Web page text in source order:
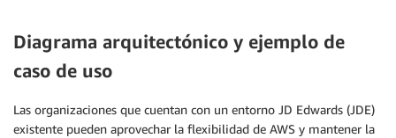
Diagrama arquitectónico y ejemplo de
caso de uso
Las organizaciones que cuentan con un entorno JD Edwards (JDE)
existente pueden aprovechar la flexibilidad de AWS y mantener la